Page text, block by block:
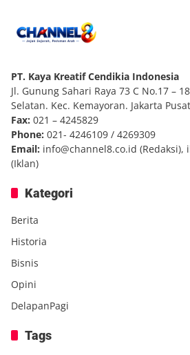
PT. Kaya Kreatif Cendikia Indonesia
Jl. Gunung Sahari Raya 73 C No.17 –
Selatan. Kec. Kemayoran. Jakarta
Fax: 021 – 4245829
Phone: 021- 4246109 / 4269309
Email: info@channel8.co.id (Redaksi),
(Iklan)
Kategori
Berita
Historia
Bisnis
Opini
DelapanPagi
Tags